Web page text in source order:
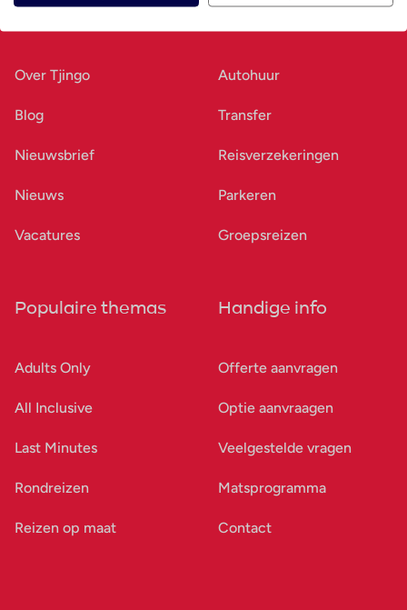
Over Tjingo
Blog
Nieuwsbrief
Nieuws
Vacatures
Autohuur
Transfer
Reisverzekeringen
Parkeren
Groepsreizen
Populaire themas
Adults Only
All Inclusive
Last Minutes
Rondreizen
Reizen op maat
Handige info
Offerte aanvragen
Optie aanvraagen
Veelgestelde vragen
Matsprogramma
Contact